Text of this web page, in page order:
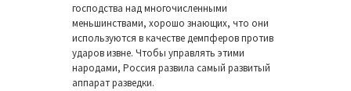
господства над многочисленными
меньшинствами, хорошо знающих, что они
используются в качестве демпферов против
ударов извне. Чтобы управлять этими
народами, Россия развила самый развитый
аппарат разведки.